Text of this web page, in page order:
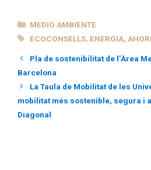
CATEGORÍAS
MEDIO AMBIENTE
ETIQUETAS
ECOCONSELLS, ENERGIA,
Pla de sostenibilitat de l’Àrea
Barcelona
La Taula de Mobilitat de les
mobilitat més sostenible, segura i
Diagonal